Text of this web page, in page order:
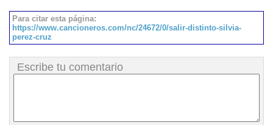
Para citar esta página:
https://www.cancioneros.com/nc/24672/0/salir-distinto-silvia-
perez-cruz
Escribe tu comentario